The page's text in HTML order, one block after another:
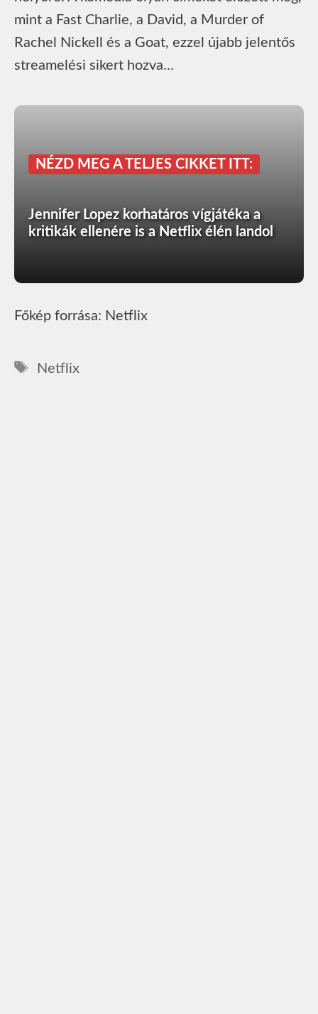
mint a Fast Charlie, a David, a Murder of
Rachel Nickell és a Goat, ezzel újabb jelentős
streamelési sikert hozva…
NÉZD MEG A TELJES CIKKET ITT:
Jennifer Lopez korhatáros vígjátéka a
kritikák ellenére is a Netflix élén landol
Főkép forrása: Netflix
Címkék
Netflix